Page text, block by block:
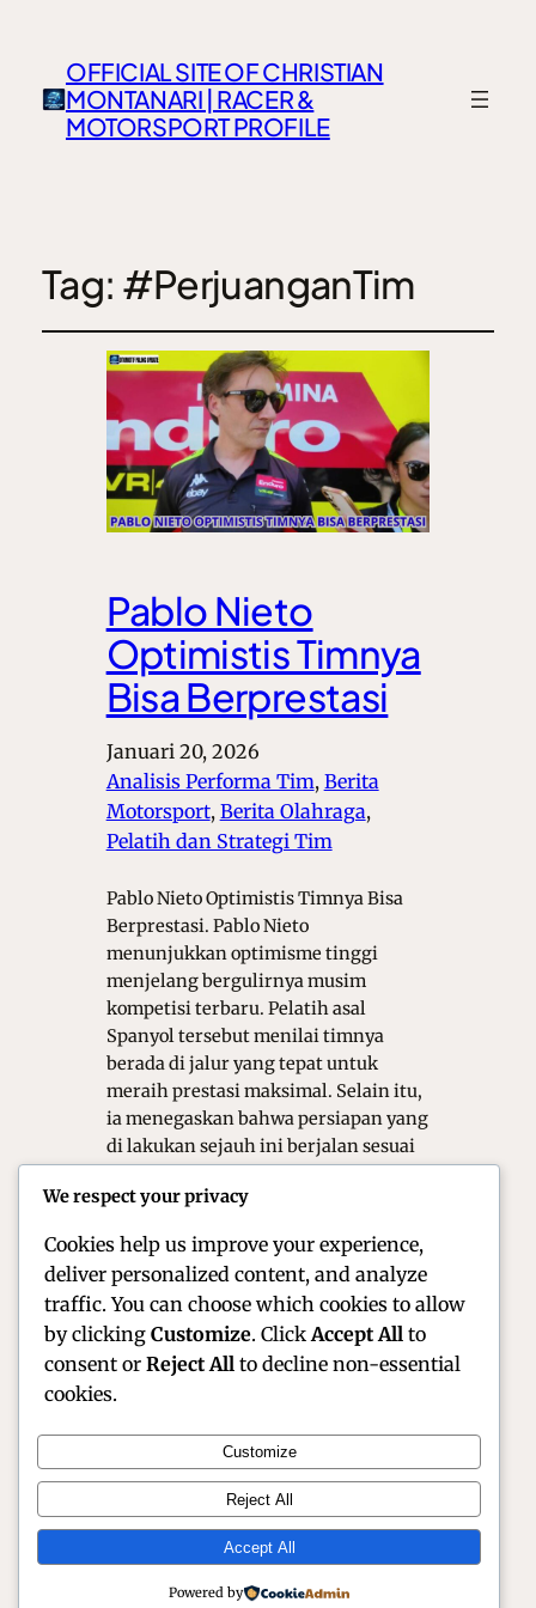
OFFICIAL SITE OF CHRISTIAN
MONTANARI | RACER &
MOTORSPORT PROFILE
Tag: #PerjuanganTim
Pablo Nieto
Optimistis Timnya
Bisa Berprestasi
Januari 20, 2026
Analisis Performa Tim, Berita
Motorsport, Berita Olahraga ,
Pelatih dan Strategi Tim
Pablo Nieto Optimistis Timnya Bisa
Berprestasi. Pablo Nieto
menunjukkan optimisme tinggi
menjelang bergulirnya musim
kompetisi terbaru. Pelatih asal
Spanyol tersebut menilai timnya
berada di jalur yang tepat untuk
meraih prestasi maksimal. Selain itu,
ia menegaskan bahwa persiapan yang
di lakukan sejauh ini berjalan sesuai
maupun mental pemain. Lebih lanjut,
Official Site of Christian Montanari | Racer &
Motorsport Profile
We respect your privacy
Cookies help us improve your experience,
deliver personalized content, and analyze
traffic. You can choose which cookies to allow
by clicking Customize. Click Accept All to
consent or Reject All to decline non-essential
cookies.
Customize
Reject All
Accept All
Powered by